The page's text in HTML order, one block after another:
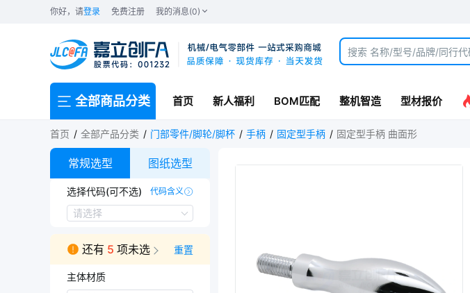
你好，请登录 免费注册 我的消息(0)
全部商品分类 首页 新人福利 BOM匹配 整机智造 型材报价
首页 全部产品分类 门部零件/脚轮/脚杯 手柄 固定型手柄 固定型手柄 曲面形
常规选型 图纸选型
选择代码(可不选) 代码含义
DSBF-G
请选择
还有 5 项未选 重置
主体材质